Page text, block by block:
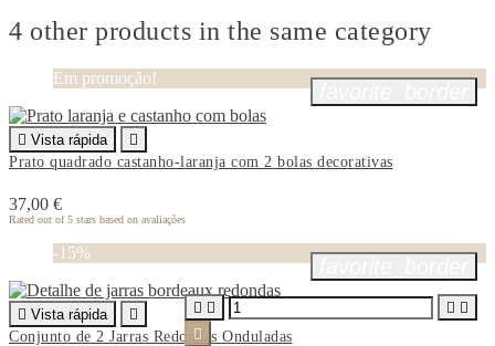
4 other products in the same category
Em promoção!
 Vista rápida

Prato quadrado castanho-laranja com 2 bolas decorativas
37,00 €
Rated out of 5 stars based on avaliações
-15%
 Vista rápida

Conjunto de 2 Jarras Redondas Onduladas
   
